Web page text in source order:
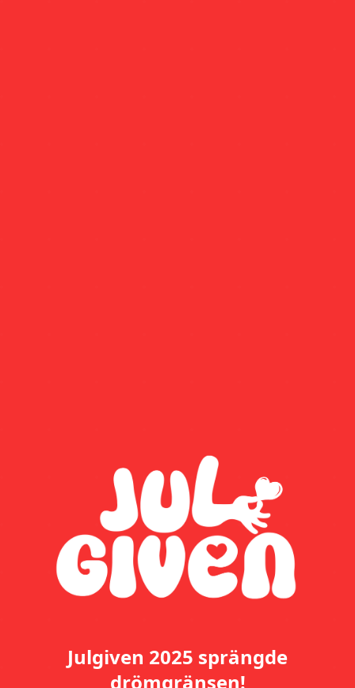
Julgiven 2025 sprängde
drömgränsen!